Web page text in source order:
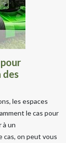
les espaces
le cas pour
à un
cas, on peut vous